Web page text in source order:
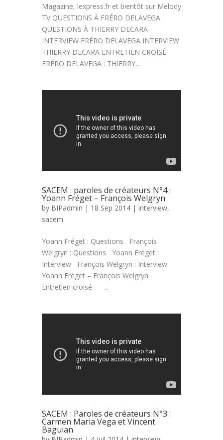
Magazine, lexpress.fr et bientôt sur Melody
TV QUESTIONS À FRÉRO DELAVEGA
QUESTIONS À THIERRY DECARA
INTERVIEW FRÉRO DELAVEGA INTERVIEW
THIERRY DECARA ENTRETIEN CROISÉ
FRÉRO DELAVEGA : THIERRY...
SACEM : paroles de créateurs N°4 :
Yoann Fréget – François Welgryn
by BIPadmin | 18 Sep 2014 | interview,
sacem
Yoann Fréget : Questions François
Welgryn : Questions Yoann Fréget :
Interview François Welgryn : Interview
Yoann Fréget – François Welgryn :
Entretien croisé ...
SACEM : Paroles de créateurs N°3 :
Carmen Maria Vega et Vincent
Baguian